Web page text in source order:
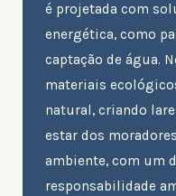
é projetada com
energética, como
captação de água.
materiais
natural, criando
estar dos
ambiente, com um
responsabilidade